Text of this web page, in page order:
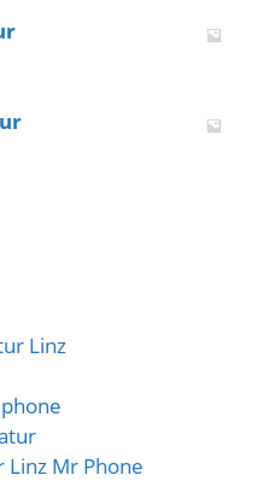
Linz
Linz Mr Phone